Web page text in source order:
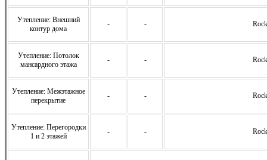
Утепление: Внешний
контур дома
- -
Утепление: Потолок
мансардного этажа
- -
Утепление: Межэтажное
перекрытие
- -
Утепление: Перегородки
1 и 2 этажей
- -